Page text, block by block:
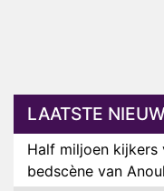
LAATSTE
Half miljoen kijkers
bedscène van